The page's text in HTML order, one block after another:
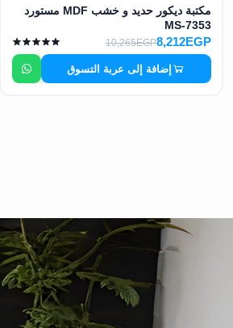
مكتبة ديكور حديد و خشب MDF مستورد
MS-7353
8,212EGP
10,265EGP
إضافة إلى عربة التسوق